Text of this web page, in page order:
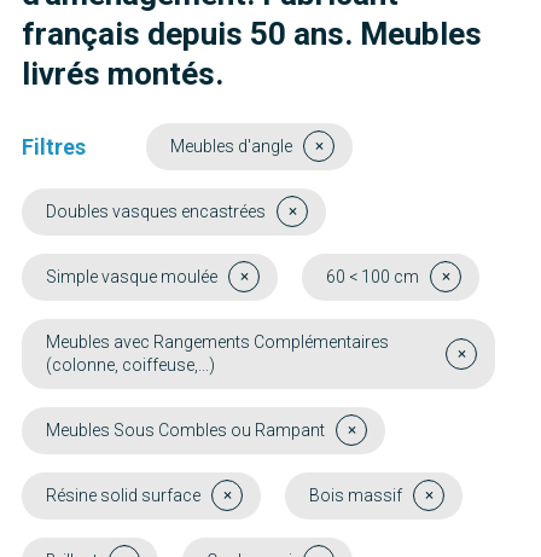
français depuis 50 ans. Meubles
livrés montés.
Filtres Meubles d'angle
Doubles vasques encastrées
Simple vasque moulée 60 < 100 cm
Meubles avec Rangements Complémentaires
(colonne, coiffeuse,...)
Meubles Sous Combles ou Rampant
Résine solid surface Bois massif